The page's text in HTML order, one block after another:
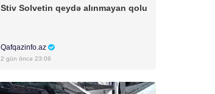
Stiv Solvetin qeydə alınmayan qolu
Qafqazinfo.az
2 gün öncə 23:06